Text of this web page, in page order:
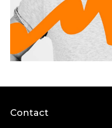
Contact